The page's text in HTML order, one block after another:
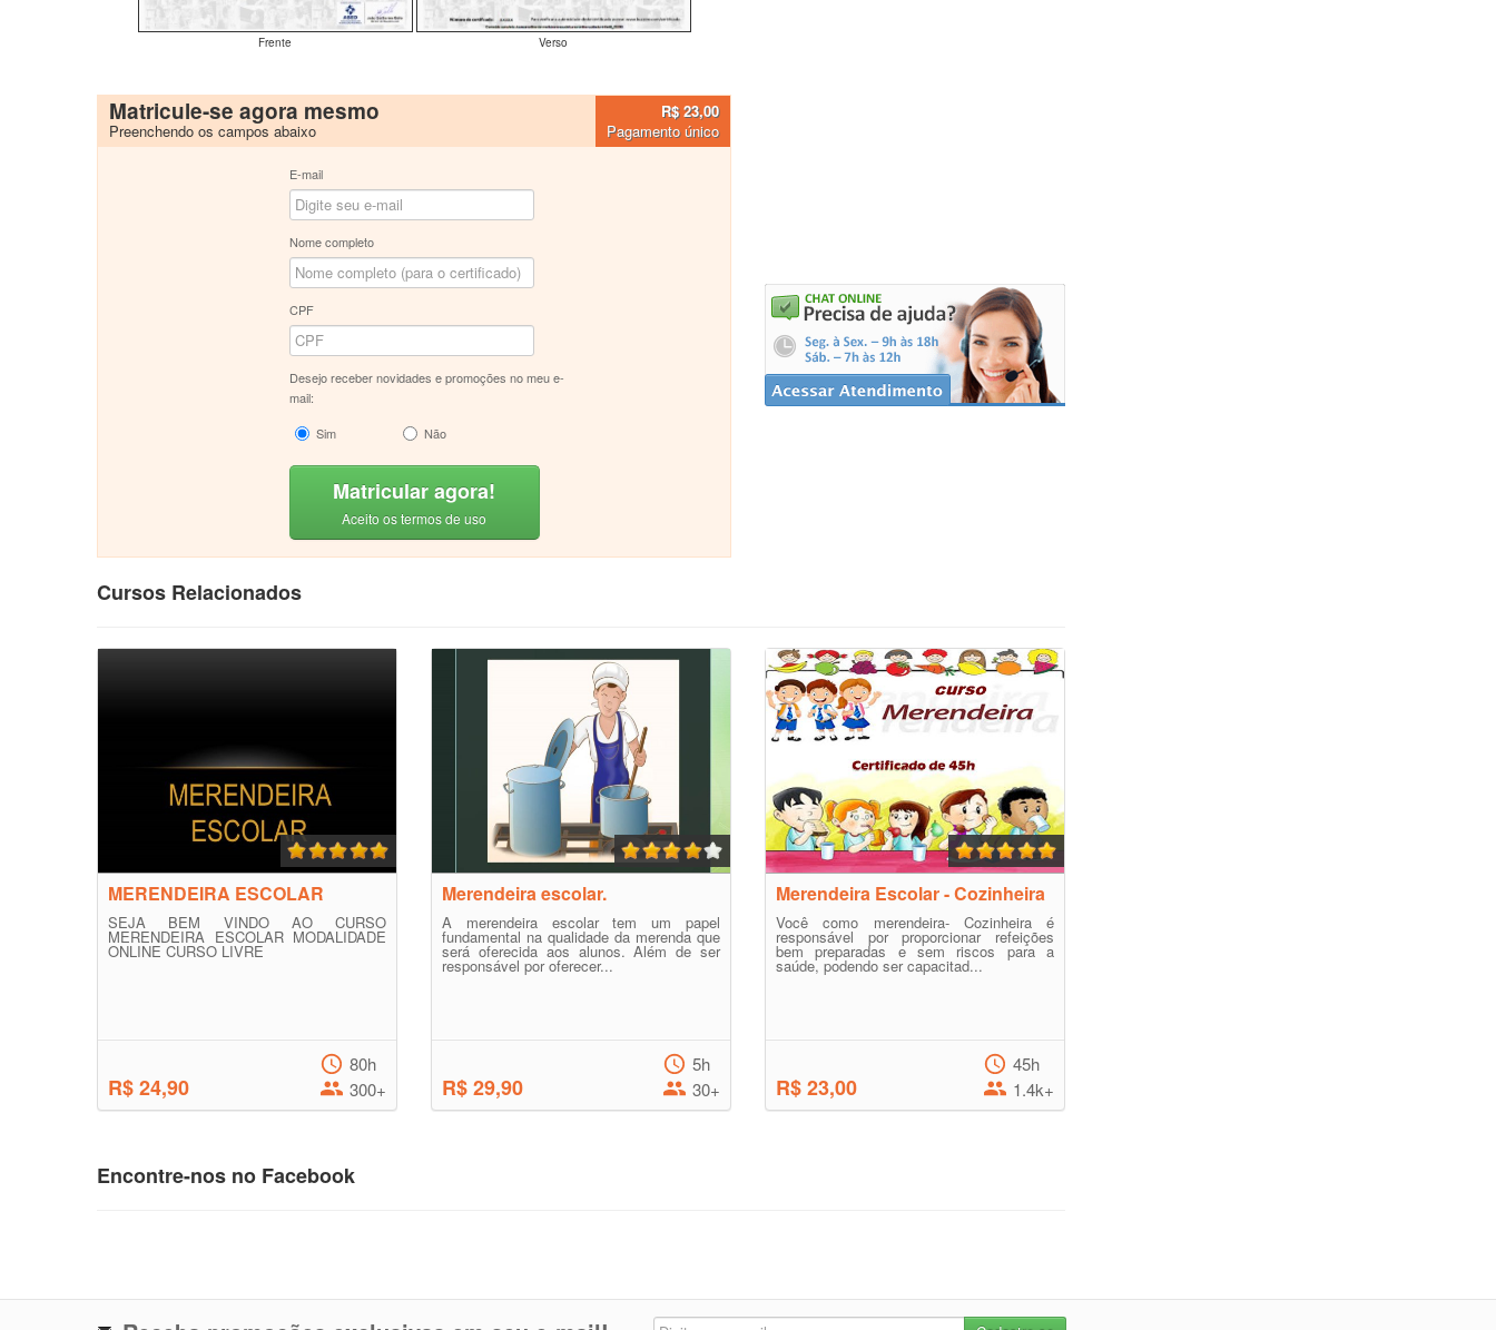
Frente Verso
Matricule-se agora mesmo
Preenchendo os campos abaixo
R$ 23,00
Pagamento único
E-mail
Nome completo
CPF
Desejo receber novidades e promoções no meu e-
mail:
Sim
Não
Matricular agora!
Aceito os termos de uso
Cursos Relacionados
MERENDEIRA ESCOLAR
SEJA BEM VINDO AO CURSO
MERENDEIRA ESCOLAR MODALIDADE
ONLINE CURSO LIVRE
R$ 24,90
80h
300+
Merendeira escolar.
A merendeira escolar tem um papel
fundamental na qualidade da merenda que
será oferecida aos alunos. Além de ser
responsável por oferecer...
R$ 29,90
5h
30+
Merendeira Escolar - Cozinheira
Você como merendeira- Cozinheira é
responsável por proporcionar refeições
bem preparadas e sem riscos para a
saúde, podendo ser capacitad...
R$ 23,00
45h
1.4k+
Encontre-nos no Facebook